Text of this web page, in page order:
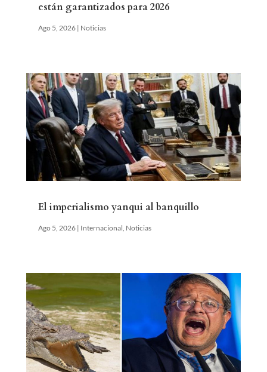
están garantizados para 2026
Ago 5, 2026| Noticias
El imperialismo yanqui al banquillo
Ago 5, 2026| Internacional Noticias